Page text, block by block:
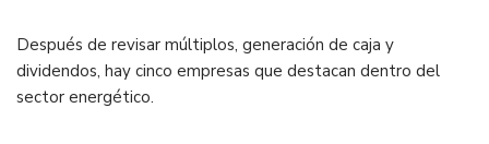
Después de revisar múltiplos, generación de caja y
dividendos, hay cinco empresas que destacan dentro del
sector energético.